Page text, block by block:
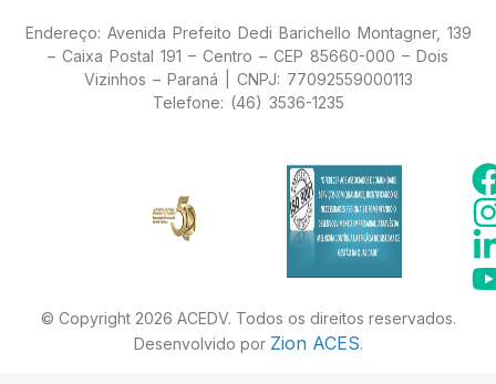
Endereço: Avenida Prefeito Dedi Barichello Montagner, 139
– Caixa Postal 191 – Centro – CEP 85660-000 – Dois
Vizinhos – Paraná | CNPJ: 77092559000113
Telefone: (46) 3536-1235
© Copyright 2026 ACEDV. Todos os direitos reservados.
Desenvolvido por Zion ACES.